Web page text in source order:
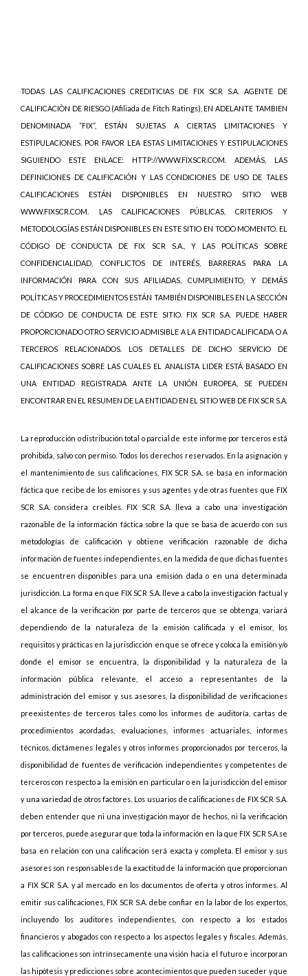
TODAS LAS CALIFICACIONES CREDITICIAS DE FIX SCR S.A. AGENTE DE
CALIFICACIÒN DE RIESGO (Afiliada de Fitch Ratings), EN ADELANTE TAMBIEN
DENOMINADA “FIX”, ESTÁN SUJETAS A CIERTAS LIMITACIONES Y
ESTIPULACIONES. POR FAVOR LEA ESTAS LIMITACIONES Y ESTIPULACIONES
SIGUIENDO ESTE ENLACE: HTTP://WWW.FIXSCR.COM. ADEMÁS, LAS
DEFINICIONES DE CALIFICACIÓN Y LAS CONDICIONES DE USO DE TALES
CALIFICACIONES ESTÁN DISPONIBLES EN NUESTRO SITIO WEB
WWW.FIXSCR.COM. LAS CALIFICACIONES PÚBLICAS, CRITERIOS Y
METODOLOGÍAS ESTÁN DISPONIBLES EN ESTE SITIO EN TODO MOMENTO. EL
CÓDIGO DE CONDUCTA DE FIX SCR S.A., Y LAS POLÍTICAS SOBRE
CONFIDENCIALIDAD, CONFLICTOS DE INTERÉS, BARRERAS PARA LA
INFORMACIÓN PARA CON SUS AFILIADAS, CUMPLIMIENTO, Y DEMÁS
POLÍTICAS Y PROCEDIMIENTOS ESTÁN TAMBIÉN DISPONIBLES EN LA SECCIÓN
DE CÓDIGO DE CONDUCTA DE ESTE SITIO. FIX SCR S.A. PUEDE HABER
PROPORCIONADO OTRO SERVICIO ADMISIBLE A LA ENTIDAD CALIFICADA O A
TERCEROS RELACIONADOS. LOS DETALLES DE DICHO SERVICIO DE
CALIFICACIONES SOBRE LAS CUALES EL ANALISTA LIDER ESTÁ BASADO EN
UNA ENTIDAD REGISTRADA ANTE LA UNIÓN EUROPEA, SE PUEDEN
ENCONTRAR EN EL RESUMEN DE LA ENTIDAD EN EL SITIO WEB DE FIX SCR S.A.
La reproducción o distribución total o parcial de este informe por terceros está
prohibida, salvo con permiso. Todos los derechos reservados. En la asignación y
el mantenimiento de sus calificaciones, FIX SCR S.A. se basa en información
fáctica que recibe de los emisores y sus agentes y de otras fuentes que FIX
SCR S.A. considera creíbles. FIX SCR S.A. lleva a cabo una investigación
razonable de la información fáctica sobre la que se basa de acuerdo con sus
metodologías de calificación y obtiene verificación razonable de dicha
información de fuentes independientes, en la medida de que dichas fuentes
se encuentren disponibles para una emisión dada o en una determinada
jurisdicción. La forma en que FIX SCR S.A. lleve a cabo la investigación factual y
el alcance de la verificación por parte de terceros que se obtenga, variará
dependiendo de la naturaleza de la emisión calificada y el emisor, los
requisitos y prácticas en la jurisdicción en que se ofrece y coloca la emisión y/o
donde el emisor se encuentra, la disponibilidad y la naturaleza de la
información pública relevante, el acceso a representantes de la
administración del emisor y sus asesores, la disponibilidad de verificaciones
preexistentes de terceros tales como los informes de auditoría, cartas de
procedimientos acordadas, evaluaciones, informes actuariales, informes
técnicos, dictámenes legales y otros informes proporcionados por terceros, la
disponibilidad de fuentes de verificación independientes y competentes de
terceros con respecto a la emisión en particular o en la jurisdicción del emisor
y una variedad de otros factores. Los usuarios de calificaciones de FIX SCR S.A.
deben entender que ni una investigación mayor de hechos, ni la verificación
por terceros, puede asegurar que toda la información en la que FIX SCR S.A.se
basa en relación con una calificación será exacta y completa. El emisor y sus
asesores son responsables de la exactitud de la información que proporcionan
a FIX SCR S.A. y al mercado en los documentos de oferta y otros informes. Al
emitir sus calificaciones, FIX SCR S.A. debe confiar en la labor de los expertos,
incluyendo los auditores independientes, con respecto a los estados
financieros y abogados con respecto a los aspectos legales y fiscales. Además,
las calificaciones son intrínsecamente una visión hacia el futuro e incorporan
las hipótesis y predicciones sobre acontecimientos que pueden suceder y que